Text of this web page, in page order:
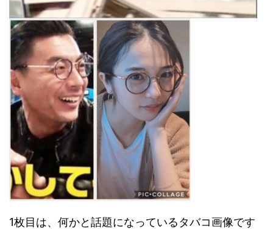
1枚目は、何かと話題になっているタバコ画像です